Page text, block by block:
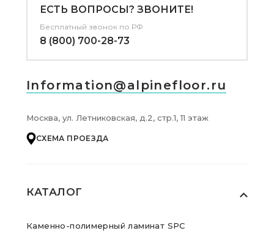
КАТАЛОГ
Каменно-полимерный ламинат SPC
ЕСТЬ ВОПРОСЫ? ЗВОНИТЕ!
Бесплатный звонок по РФ
8 (800) 700-28-73
Information@alpinefloor.ru
Москва, ул. Летниковская, д.2, стр.1, 11 этаж
СХЕМА ПРОЕЗДА